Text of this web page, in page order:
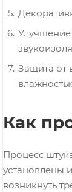
Улучшение
Защита от
Как
Процесс
установлены
возникнуть